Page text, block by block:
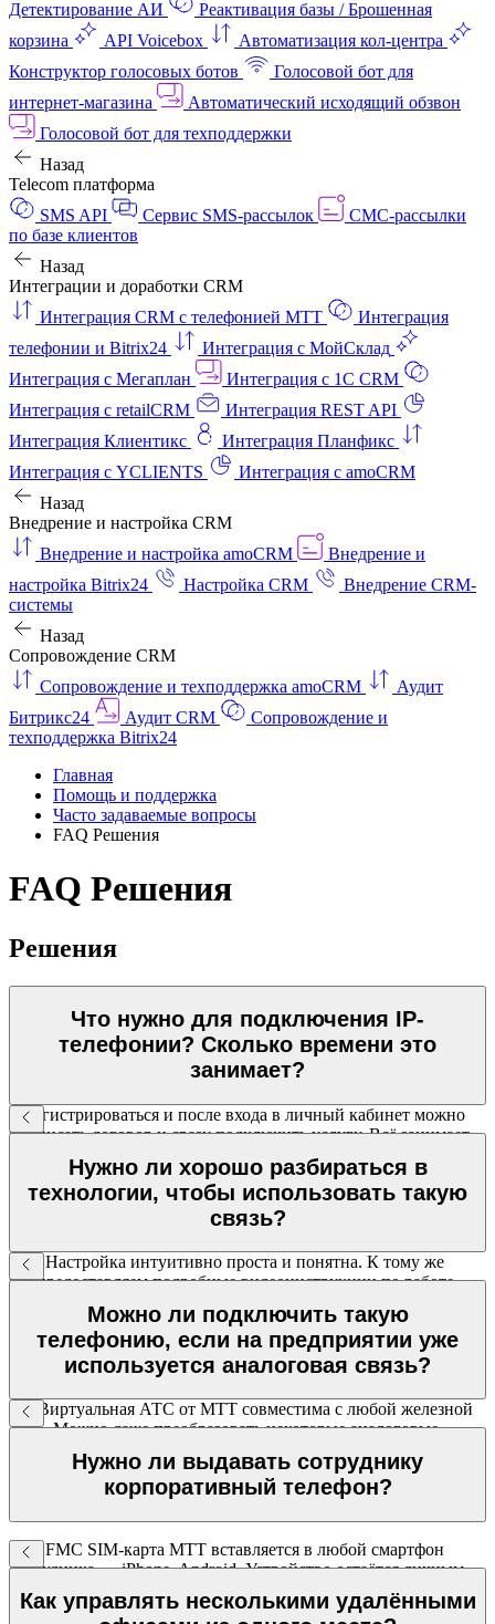
Детектирование АИ
Реактивация базы / Брошенная
корзина
API Voicebox
Автоматизация кол‑центра
Конструктор голосовых ботов
Голосовой бот для
интернет‑магазина
Автоматический исходящий обзвон
Голосовой бот для техподдержки
Назад
Telecom платформа
SMS API
Сервис SMS-рассылок
СМС-рассылки
по базе клиентов
Назад
Интеграции и доработки CRM
Интеграция CRM с телефонией МТТ
Интеграция
телефонии и Bitrix24
Интеграция с МойСклад
Интеграция с Мегаплан
Интеграция с 1C CRM
Интеграция с retailCRM
Интеграция REST API
Интеграция Клиентикс
Интеграция Планфикс
Интеграция с YCLIENTS
Интеграция с amoCRM
Назад
Внедрение и настройка CRM
Внедрение и настройка amoCRM
Внедрение и
настройка Bitrix24
Настройка CRM
Внедрение CRM-
системы
Назад
Сопровождение CRM
Сопровождение и техподдержка amoCRM
Аудит
Битрикс24
Аудит CRM
Сопровождение и
техподдержка Bitrix24
Главная
Помощь и поддержка
Часто задаваемые вопросы
FAQ Решения
FAQ Решения
Решения
Что нужно для подключения IP-
телефонии? Сколько времени это
занимает?
Зарегистрироваться и после входа в личный кабинет можно
подписать договор и сразу подключить услугу. Всё занимает
не больше нескольких минут — связь будет в день обращения
Нужно ли хорошо разбираться в
технологии, чтобы использовать такую
связь?
Нет. Настройка интуитивно проста и понятна. К тому же
мы предоставляем подробные видеоинструкции по работе
техподдержку 24/7.Можно ли подключить такую
телефонию, если на предприятии уже
используется аналоговая связь?
Да. Виртуальная АТС от МТТ совместима с любой железной
АТС. Можно даже преобразовать некоторые аналоговые
Нужно ли выдавать сотруднику
корпоративный телефон?
Нет. FMC SIM-карта МТТ вставляется в любой смартфон
сотрудника — iPhone, Android. Устройство остаётся личным,
связь становится корпоративной.
Как управлять несколькими удалёнными